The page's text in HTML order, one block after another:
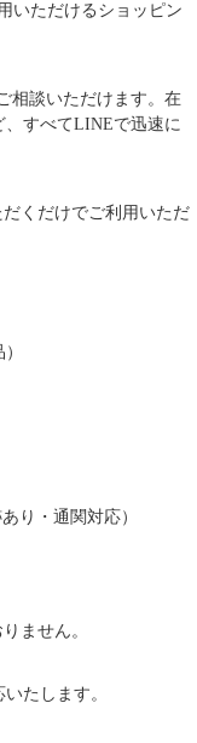
いただけるショッピン
相談いただけます。在
、すべてLINEで迅速に
くだけでご利用いただ
り・通関対応）
ません。
たします。